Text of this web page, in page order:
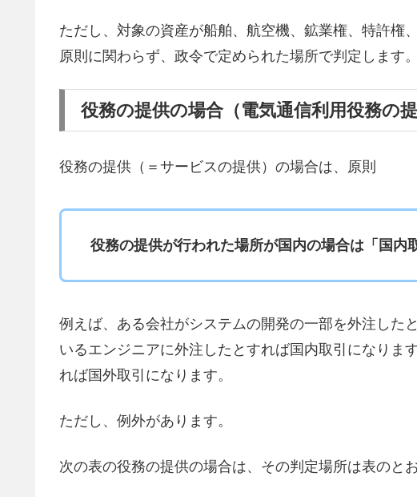
ただし、対象の資産が船舶、航空機、鉱業権、特許権
原則に関わらず、政令で定められた場所で判定します
役務の提供の場合（電気通信利用役務の提
役務の提供（＝サービスの提供）の場合は、原則
役務の提供が行われた場所が国内の場合は「国内
例えば、ある会社がシステムの開発の一部を外注した
いるエンジニアに外注したとすれば国内取引になりま
れば国外取引になります。
ただし、例外があります。
次の表の役務の提供の場合は、その判定場所は表のと